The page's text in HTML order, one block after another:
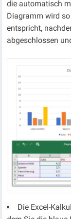
die automatisch
Diagramm wird
entspricht,
abgeschlossen
Die Excel-